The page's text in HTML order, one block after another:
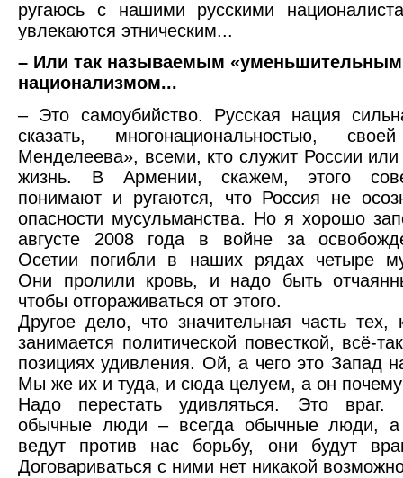
ругаюсь с нашими русскими
увлекаются этническим...
– Или так называемым
национализмом...
– Это самоубийство. Русская нация
сказать, многонациональностью,
Менделеева», всеми, кто служит России или
жизнь. В Армении, скажем, этого
понимают и ругаются, что Россия не
опасности мусульманства. Но я хорошо
августе 2008 года в войне за
Осетии погибли в наших рядах четыре
Они пролили кровь, и надо быть
чтобы отгораживаться от этого.
Другое дело, что значительная часть тех,
занимается политической повесткой, всё-
позициях удивления. Ой, а чего это Запад
Мы же их и туда, и сюда целуем, а он
Надо перестать удивляться. Это враг.
обычные люди – всегда обычные люди, а
ведут против нас борьбу, они будут
Договариваться с ними нет никакой